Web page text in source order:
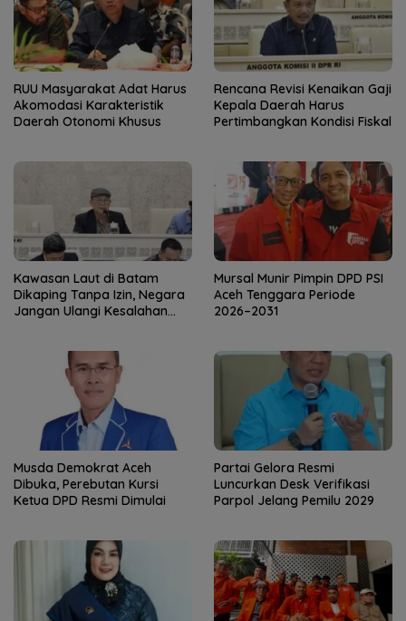
RUU Masyarakat Adat Harus
Akomodasi Karakteristik
Daerah Otonomi Khusus
Rencana Revisi Kenaikan Gaji
Kepala Daerah Harus
Pertimbangkan Kondisi Fiskal
Kawasan Laut di Batam
Dikaping Tanpa Izin, Negara
Jangan Ulangi Kesalahan
Mursal Munir Pimpin DPD PSI
Aceh Tenggara Periode
2026–2031
Musda Demokrat Aceh
Dibuka, Perebutan Kursi
Ketua DPD Resmi Dimulai
Partai Gelora Resmi
Luncurkan Desk Verifikasi
Parpol Jelang Pemilu 2029